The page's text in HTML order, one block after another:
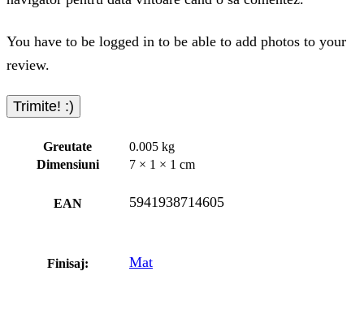
You have to be logged in to be able to add photos to your
review.
Greutate
0.005 kg
Dimensiuni
7 × 1 × 1 cm
EAN 5941938714605
Finisaj: Mat